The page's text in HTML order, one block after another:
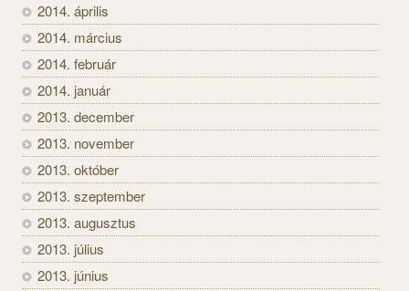
2014. április
2014. március
2014. február
2014. január
2013. december
2013. november
2013. október
2013. szeptember
2013. augusztus
2013. július
2013. június